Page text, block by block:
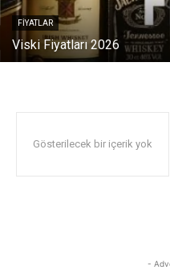
FIYATLAR
Viski Fiyatları 2026
Gösterilecek bir içerik yok
-